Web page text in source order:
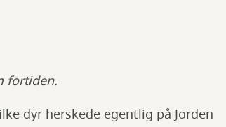
fortiden.
dyr herskede egentlig på Jorden